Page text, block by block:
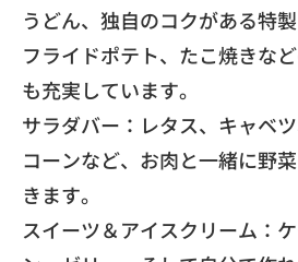
うどん、 独自のコクがある特
フライドポテト、 たこ焼きな
も充実しています。
サラダバー：レタス、キャベツ
コーンなど、 お肉と一緒に野
きます。
スイーツ＆アイスクリーム：